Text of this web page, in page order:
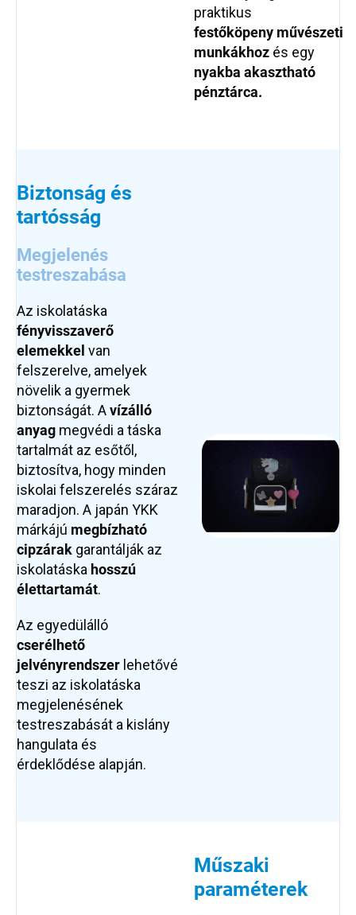
praktikus
festőköpeny művészeti
munkákhoz és egy
nyakba akasztható
pénztárca.
Biztonság és
tartósság
Megjelenés
testreszabása
Az iskolatáska
fényvisszaverő
elemekkel van
felszerelve, amelyek
növelik a gyermek
biztonságát. Avízálló
anyag megvédi a táska
tartalmát az esőtől,
biztosítva, hogy minden
iskolai felszerelés száraz
maradjon. A japán YKK
márkájú megbízható
cipzárak garantálják az
iskolatáska hosszú
élettartamát.
Az egyedülálló
cserélhető
jelvényrendszer lehetővé
teszi az iskolatáska
megjelenésének
testreszabását a kislány
hangulata és
érdeklődése alapján.
Műszaki
paraméterek